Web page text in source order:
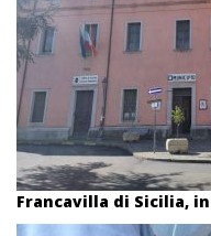
Francavilla di Sicilia,